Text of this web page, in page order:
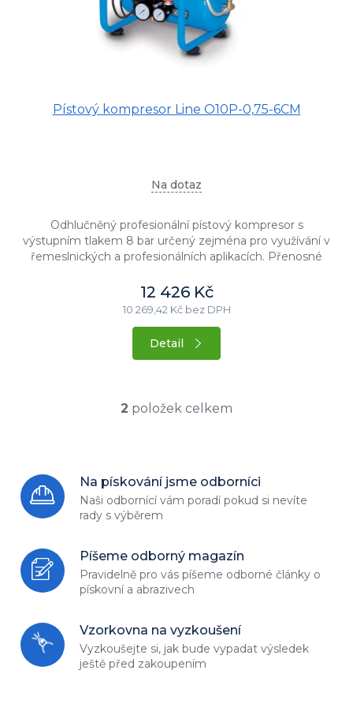
Pístový kompresor Line O10P-0,75-6CM
Na dotaz
Odhlučněný profesionální pístový kompresor s
výstupním tlakem 8 bar určený zejména pro využívání v
řemeslnických a profesionálních aplikacích. Přenosné
12 426 Kč
10 269,42 Kč bez DPH
Detail
d
a
r
v
k
ý
p
i
2 položek celkem
Na pískování jsme odborníci
Naši odbornící vám poradí pokud si nevíte
rady s výběrem
Píšeme odborný magazín
Pravidelně pro vás píšeme odborné články o
pískovní a abrazivech
Vzorkovna na vyzkoušení
Vyzkoušejte si, jak bude vypadat výsledek
ještě před zakoupením